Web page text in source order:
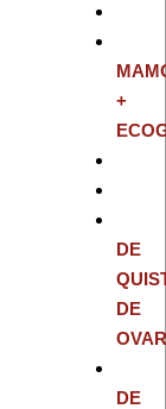
+
DE
DE
DE